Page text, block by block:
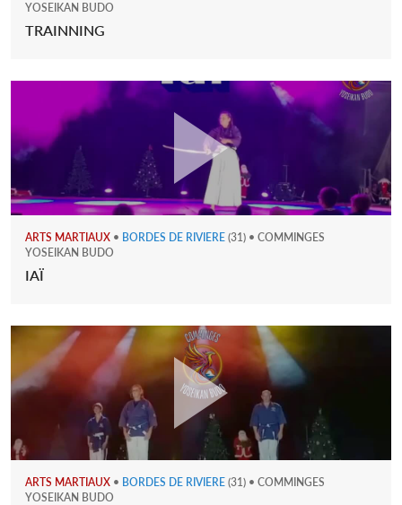
YOSEIKAN BUDO
TRAINNING
ARTS MARTIAUX • BORDES DE RIVIERE (31) • COMMINGES
YOSEIKAN BUDO
IAÏ
ARTS MARTIAUX • BORDES DE RIVIERE (31) • COMMINGES
YOSEIKAN BUDO